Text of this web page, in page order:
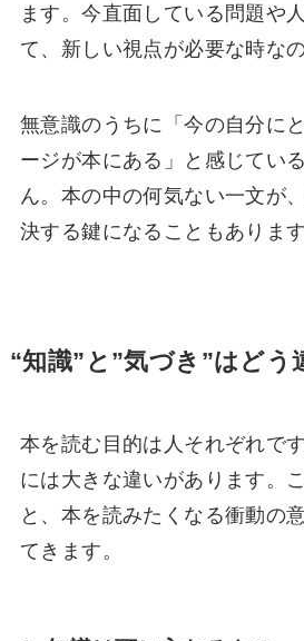
ます。今直面している問題や
て、新しい視点が必要な時なの
無意識のうちに「今の自分に
ージが本にある」と感じてい
ん。本の中の何気ない一文が
決する鍵になることもあります
“知識”と”気づき”はどう
本を読む目的は人それぞれで
には大きな違いがあります。
と、本を読みたくなる衝動の
てきます。